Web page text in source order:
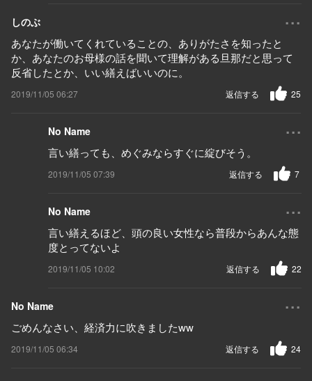
しのぶ ...
あなたが働いてくれていることの、ありがたさを知ったと
か、あなたのお母様の話を聞いて理解がある旦那だと思って
反省したとか、いい繕えばいいのに。
2019/11/05 06:27 25
返信する
No Name ...
言い繕っても、めぐみならすぐに綻びそう。
2019/11/05 07:39 7
返信する
No Name ...
言い繕えるほど、頭の良い女性なら普段からあんな態
度とってないよ
2019/11/05 10:02 22
返信する
No Name ...
ごめんなさい、経済力に吹きましたww
2019/11/05 06:34 24
返信する